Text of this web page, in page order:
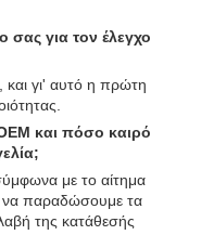
σας για τον έλεγχο
και γι' αυτό η πρώτη
και πόσο καιρό
με το αίτημα
να παραδώσουμε τα
της κατάθεσής